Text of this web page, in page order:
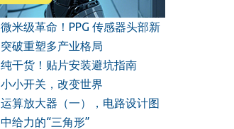
微米级革命！PPG 传感器头部新
突破重塑多产业格局
纯干货！贴片安装避坑指南
小小开关，改变世界
运算放大器（一），电路设计图
中给力的“三角形”